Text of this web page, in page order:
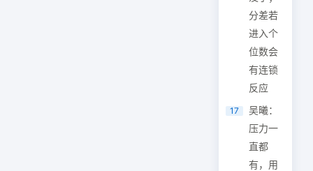
分差若
进入个
位数会
有连锁
反应
17
吴曦：
压力一
直都
有，用